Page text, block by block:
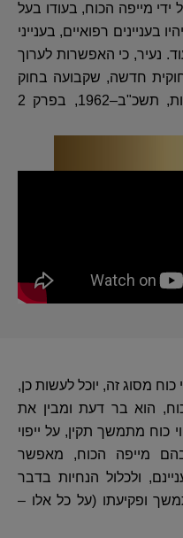
ידי מייפה הכוח, בעודו בעל
בעניינים רפואיים, בענייני
נעיר, כי האפשרות לערוך
חדשה, שקבועה בחוק
הכשרות המשפטית והאפוטרופסות, תשכ"ב–1962, בפרק 2
כוח מסוג זה, יוכל לעשות כן,
הוא בר דעת ומבין את
כוח מתמשך תקין, על ייפוי
מייפה הכוח, מאפשר
ולכלול הנחיות בדבר
ופקיעתו (על כל אלו –